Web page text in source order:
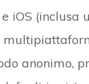
iOS (inclusa
anonimo,